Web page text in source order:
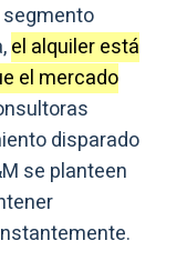
el alquiler está
el mercado
disparado
se planteen